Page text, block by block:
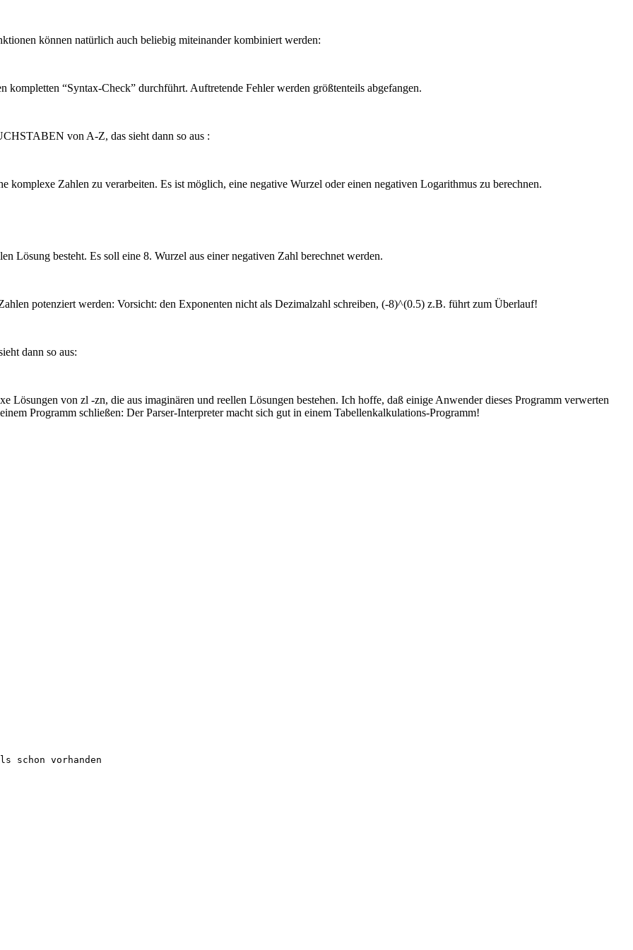
können natürlich auch beliebig miteinander kombiniert werden:
“Syntax-Check” durchführt. Auftretende Fehler werden größtenteils abgefangen.
von A-Z, das sieht dann so aus :
komplexe Zahlen zu verarbeiten. Es ist möglich, eine negative Wurzel oder einen negativen Logarithmus zu berechnen.
Lösung besteht. Es soll eine 8. Wurzel aus einer negativen Zahl berechnet werden.
potenziert werden: Vorsicht: den Exponenten nicht als Dezimalzahl schreiben, (-8)^(0.5) z.B. führt zum Überlauf!
dann so aus:
Lösungen von zl -zn, die aus imaginären und reellen Lösungen bestehen. Ich hoffe, daß einige Anwender dieses Programm verwerten
Programm schließen: Der Parser-Interpreter macht sich gut in einem Tabellenkalkulations-Programm!